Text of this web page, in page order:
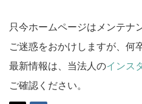
只今ホームページはメンテナ
ご迷惑をおかけしますが、何
最新情報は、当法人のインス
ご確認ください。